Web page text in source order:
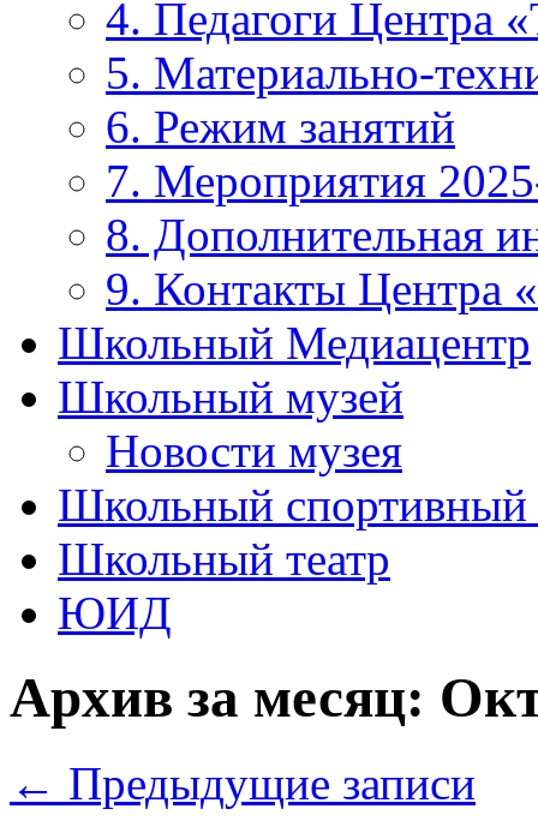
4. Педагоги Центра
5. Материально-
6. Режим занятий
7. Мероприятия
8. Дополнительная
9. Контакты Центра
Школьный Медиацентр
Школьный музей
Новости музея
Школьный спортивный
Школьный театр
ЮИД
Архив за месяц:
← Предыдущие записи